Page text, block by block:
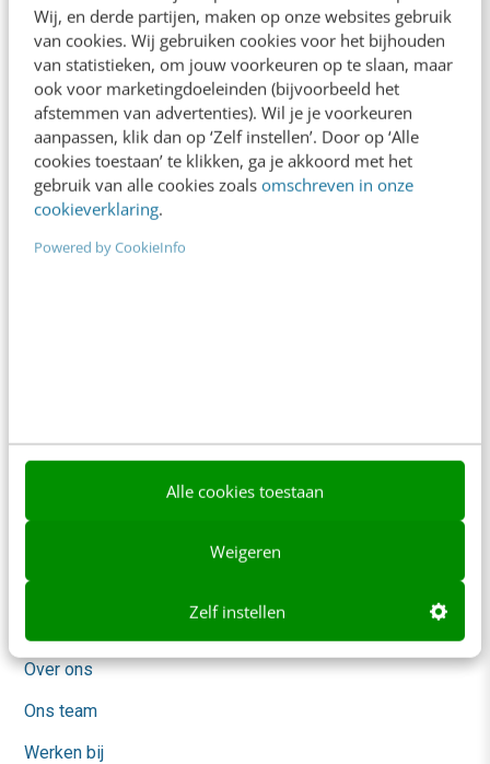
Wij, en derde partijen, maken op onze websites gebruik
van cookies. Wij gebruiken cookies voor het bijhouden
van statistieken, om jouw voorkeuren op te slaan, maar
ook voor marketingdoeleinden (bijvoorbeeld het
afstemmen van advertenties). Wil je je voorkeuren
aanpassen, klik dan op ‘Zelf instellen’. Door op ‘Alle
cookies toestaan’ te klikken, ga je akkoord met het
gebruik van alle cookies zoals omschreven in onze
cookieverklaring.
Powered by CookieInfo
Alle cookies toestaan
Weigeren
Zelf instellen
In 2,5 uur van Google-first naar AI-first: zo wordt je
content beter gevonden. Schrijf je in en bekijk
direct.
Meer weten
Contact
Over ons
Ons team
Werken bij